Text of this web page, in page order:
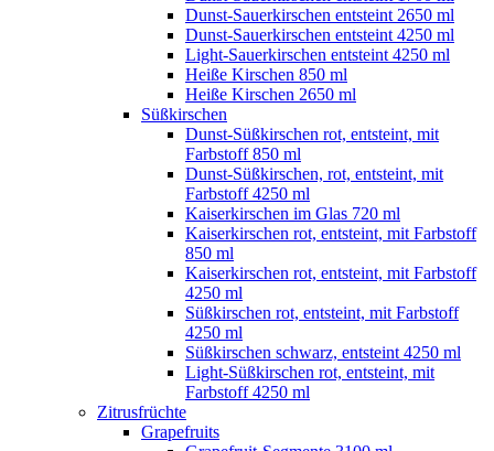
Dunst-Sauerkirschen entsteint 2650 ml
Dunst-Sauerkirschen entsteint 4250 ml
Light-Sauerkirschen entsteint 4250 ml
Heiße Kirschen 850 ml
Heiße Kirschen 2650 ml
Süßkirschen
Dunst-Süßkirschen rot, entsteint, mit
Farbstoff 850 ml
Dunst-Süßkirschen, rot, entsteint, mit
Farbstoff 4250 ml
Kaiserkirschen im Glas 720 ml
Kaiserkirschen rot, entsteint, mit Farbstoff
850 ml
Kaiserkirschen rot, entsteint, mit Farbstoff
4250 ml
Süßkirschen rot, entsteint, mit Farbstoff
4250 ml
Süßkirschen schwarz, entsteint 4250 ml
Light-Süßkirschen rot, entsteint, mit
Farbstoff 4250 ml
Zitrusfrüchte
Grapefruits